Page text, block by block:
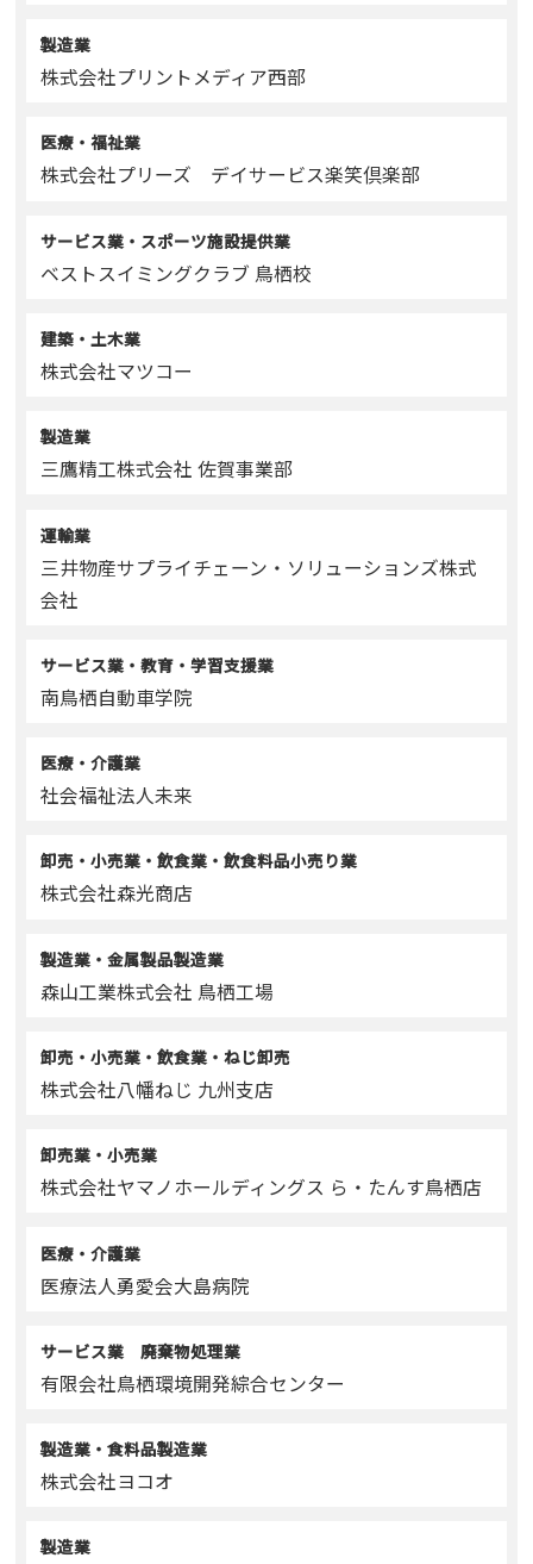
製造業
株式会社プリントメディア西部
医療・福祉業
株式会社プリーズ デイサービス楽笑倶楽部
サービス業・スポーツ施設提供業
ベストスイミングクラブ 鳥栖校
建築・土木業
株式会社マツコー
製造業
三鷹精工株式会社 佐賀事業部
運輸業
三井物産サプライチェーン・ソリューションズ株式
会社
サービス業・教育・学習支援業
南鳥栖自動車学院
医療・介護業
社会福祉法人未来
卸売・小売業・飲食業・飲食料品小売り業
株式会社森光商店
製造業・金属製品製造業
森山工業株式会社 鳥栖工場
卸売・小売業・飲食業・ねじ卸売
株式会社八幡ねじ 九州支店
卸売業・小売業
株式会社ヤマノホールディングス ら・たんす鳥栖店
医療・介護業
医療法人勇愛会大島病院
サービス業 廃棄物処理業
有限会社鳥栖環境開発綜合センター
製造業・食料品製造業
株式会社ヨコオ
製造業